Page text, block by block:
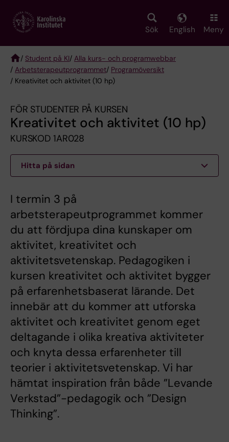
main
Sök English Meny
Breadcrumb
/ Student på KI/ Alla kurs- och programwebbar
/ Arbetsterapeut­programmet/ Programöversikt
/ Kreativitet och aktivitet (10 hp)
FÖR STUDENTER PÅ KURSEN
Kreativitet och aktivitet (10 hp)
KURSKOD 1AR028
Hitta på sidan
I termin 3 på
arbetsterapeutprogrammet kommer
du att fördjupa dina kunskaper om
aktivitet, kreativitet och
aktivitetsvetenskap. Pedagogiken i
kursen kreativitet och aktivitet bygger
på erfarenhetsbaserat lärande. Det
innebär att du kommer att utforska
aktivitet och kreativitet genom eget
deltagande i olika kreativa aktiviteter
och knyta dessa erfarenheter till
teorier i aktivitetsvetenskap. Vi har
hämtat inspiration från både ”Levande
Verkstad”-pedagogik och ”Design
Thinking”.